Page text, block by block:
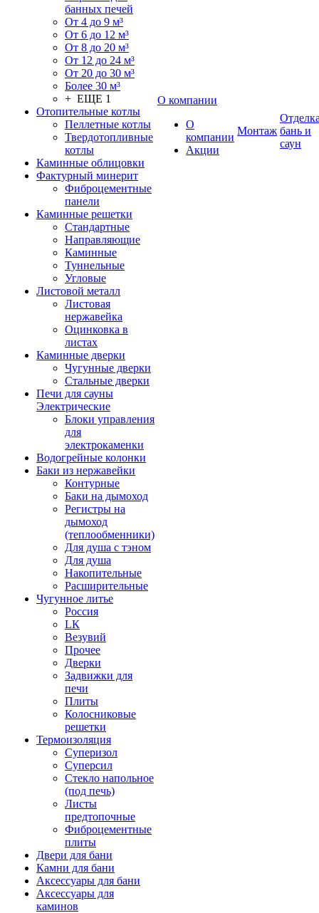
банных печей
От 4 до 9 м³
От 6 до 12 м³
От 8 до 20 м³
От 12 до 24 м³
От 20 до 30 м³
Более 30 м³
+ ЕЩЕ 1
Отопительные котлы
Пеллетные котлы
Твердотопливные
котлы
Каминные облицовки
Фактурный минерит
Фиброцементные
панели
Каминные решетки
Стандартные
Направляющие
Каминные
Туннельные
Угловые
Листовой металл
Листовая
нержавейка
Оцинковка в
листах
Каминные дверки
Чугунные дверки
Стальные дверки
Печи для сауны
Электрические
Блоки управления
для
электрокаменки
Водогрейные колонки
Баки из нержавейки
Контурные
Баки на дымоход
Регистры на
дымоход
(теплообменники)
Для душа с тэном
Для душа
Накопительные
Расширительные
Чугунное литье
Россия
LК
Везувий
Прочее
Дверки
Задвижки для
печи
Плиты
Колосниковые
решетки
Термоизоляция
Суперизол
Суперсил
Стекло напольное
(под печь)
Листы
предтопочные
Фиброцементные
плиты
Двери для бани
Камни для бани
Аксессуары для бани
Аксессуары для
каминов
О компании
О
компании
Акции
Монтаж бань и
саун